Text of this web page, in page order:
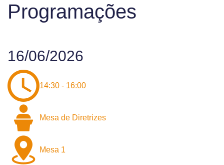
Programações
16/06/2026
14:30 - 16:00
Mesa de Diretrizes
Mesa 1